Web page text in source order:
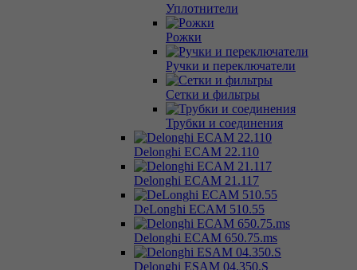
Уплотнители
Рожки
Ручки и переключатели
Сетки и фильтры
Трубки и соединения
Delonghi ECAM 22.110
Delonghi ECAM 21.117
DeLonghi ECAM 510.55
Delonghi ECAM 650.75.ms
Delonghi ESAM 04.350.S